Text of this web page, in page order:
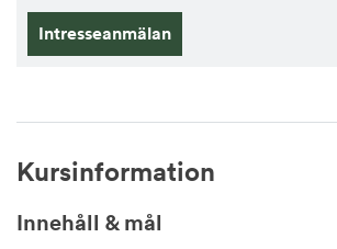
Intresseanmälan
Kursinformation
Innehåll & mål